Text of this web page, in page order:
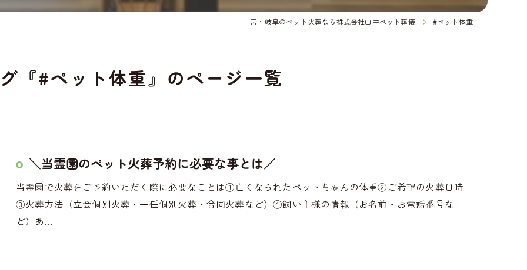
一宮・岐阜のペット火葬なら株式会社山中ペット葬儀 #ペット体重
『#ペット体重』のページ一覧
＼当霊園のペット火葬予約に必要な事とは／
当霊園で火葬をご予約いただく際に必要なことは①亡くなられたペットちゃんの体重②ご希望の火葬日時
③火葬方法（立会個別火葬・一任個別火葬・合同火葬など）④飼い主様の情報（お名前・お電話番号な
ど）あ…